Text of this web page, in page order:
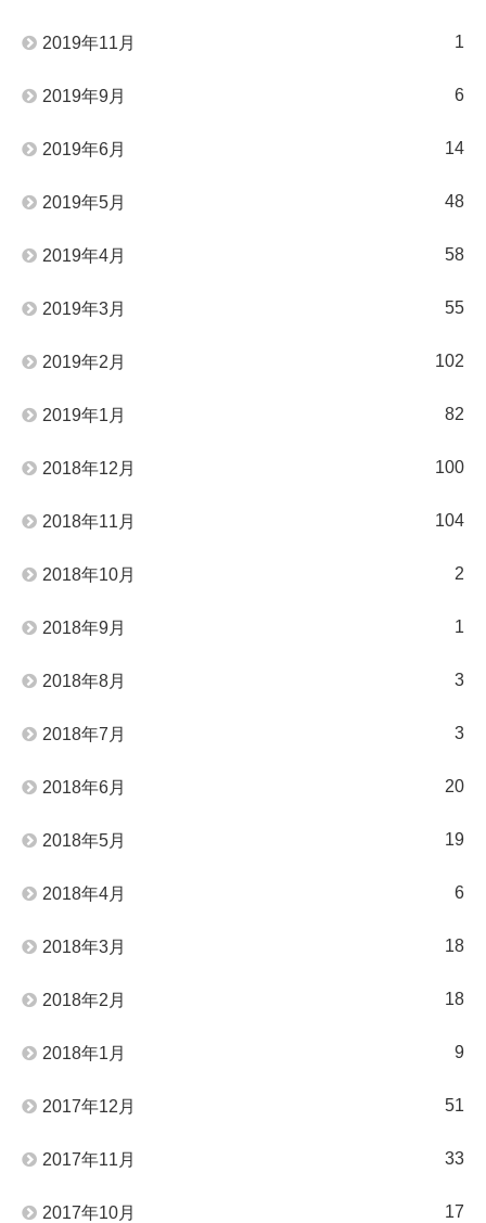
2019年11月 1
2019年9月 6
2019年6月 14
2019年5月 48
2019年4月 58
2019年3月 55
2019年2月 102
2019年1月 82
2018年12月 100
2018年11月 104
2018年10月 2
2018年9月 1
2018年8月 3
2018年7月 3
2018年6月 20
2018年5月 19
2018年4月 6
2018年3月 18
2018年2月 18
2018年1月 9
2017年12月 51
2017年11月 33
2017年10月 17